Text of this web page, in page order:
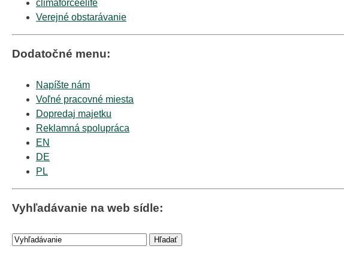
climaforceelife
Verejné obstarávanie
Dodatočné menu:
Napíšte nám
Voľné pracovné miesta
Dopredaj majetku
Reklamná spolupráca
EN
DE
PL
Vyhľadávanie na web sídle: